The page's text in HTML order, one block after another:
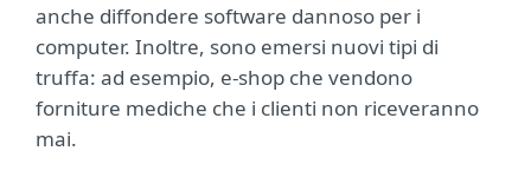
anche diffondere software dannoso per i
computer. Inoltre, sono emersi nuovi tipi di
truffa: ad esempio, e-shop che vendono
forniture mediche che i clienti non riceveranno
mai.